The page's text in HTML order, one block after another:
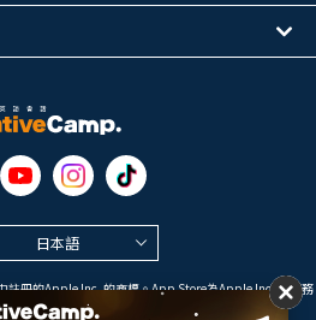
日本語
註冊的Apple Inc. 的商標。App Store為Apple Inc. 的服務
標誌。